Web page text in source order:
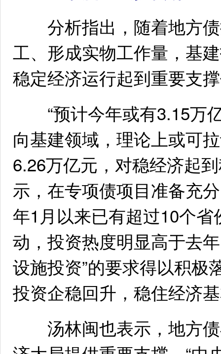
分析指出，随着地方债
工、形成实物工作量，基
稳定经济运行起到重要支
“预计今年或有3.15万
向基建领域，理论上或可
6.26万亿元，对稳经济起
示，在专项债项目准备充
年1月以来已有超过10个
动，投资热度明显高于去
设施投资”的要求得以积极
投资企稳回升，稳住经济
汤林闽也表示，地方债